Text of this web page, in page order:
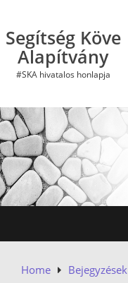
content
Segítség Köve
Alapítvány
#SKA hivatalos honlapja
Home Bejegyzések